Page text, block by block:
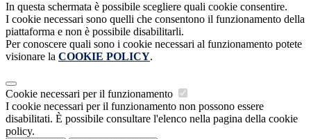
In questa schermata è possibile scegliere quali cookie consentire.
I cookie necessari sono quelli che consentono il funzionamento della
piattaforma e non è possibile disabilitarli.
Per conoscere quali sono i cookie necessari al funzionamento potete
visionare la COOKIE POLICY.
Cookie necessari per il funzionamento
I cookie necessari per il funzionamento non possono essere
disabilitati. È possibile consultare l'elenco nella pagina della cookie
policy.